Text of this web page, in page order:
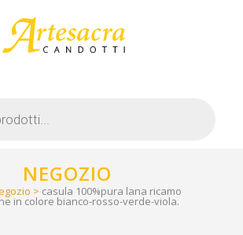
NEGOZIO
> casula 100%pura lana ricamo
in colore bianco-rosso-verde-viola.